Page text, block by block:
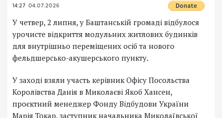
14:27 04.07.2026
У четвер, 2 липня, у Баштанській громаді відбулося
урочисте відкриття модульних житлових будинків
для внутрішньо переміщених осіб та нового
фельдшерсько-акушерського пункту.
У заході взяли участь керівник Офісу Посольства
Королівства Данія в Миколаєві Якоб Хансен,
проєктний менеджер Фонду Відбудови України
Марія Токар, заступник начальника Миколаївської